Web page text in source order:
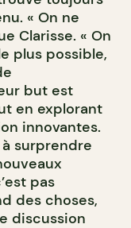
« On ne
Clarisse. « On
plus possible,
but est
en explorant
innovantes.
surprendre
pas
des choses,
discussion